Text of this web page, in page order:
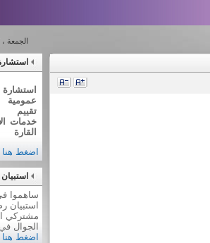
الجمعة ، 07 أوت 2026 2:46:00
استشارة
استشارة
تقييم
خدمات
القارة
اضغط هنا
استبيان
ساهموا في
استبيان
مشتركي
الجوال
اضغط هنا